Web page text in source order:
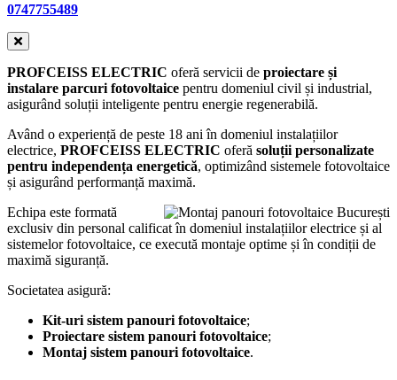
0747755489
PROFCEISS ELECTRIC oferă servicii de proiectare și
instalare parcuri fotovoltaice pentru domeniul civil și industrial,
asigurând soluții inteligente pentru energie regenerabilă.
Având o experiență de peste 18 ani în domeniul instalațiilor
electrice, PROFCEISS ELECTRIC oferă soluții personalizate
pentru independența energetică, optimizând sistemele fotovoltaice
și asigurând performanță maximă.
Echipa este formată
exclusiv din personal calificat în domeniul instalațiilor electrice și al
sistemelor fotovoltaice, ce execută montaje optime și în condiții de
maximă siguranță.
Societatea asigură:
Kit-uri sistem panouri fotovoltaice;
Proiectare sistem panouri fotovoltaice;
Montaj sistem panouri fotovoltaice.